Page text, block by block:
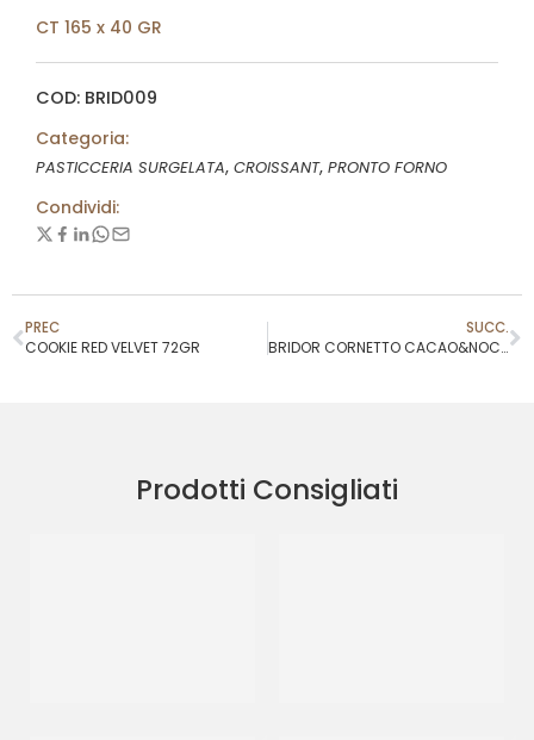
CT 165 x 40 GR
COD: BRID009
Categoria:
PASTICCERIA SURGELATA, CROISSANT, PRONTO FORNO
Condividi:
PREC
COOKIE RED VELVET 72GR
SUCC.
BRIDOR CORNETTO CACAO&NOCCIOLE 40GR COD.42972
Prodotti Consigliati